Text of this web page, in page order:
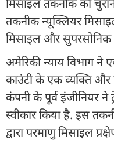
तकनीक न्यूक्लियर
मिसाइल और सुपरसोनिक
अमेरिकी न्याय विभाग ने
काउंटी के एक व्यक्ति और
कंपनी के पूर्व इंजीनियर ने
स्वीकार किया है. इस
द्वारा परमाणु मिसाइल